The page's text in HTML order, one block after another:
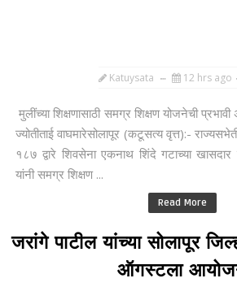
Katuysata 12 hrs ago
मुलींच्या शिक्षणासाठी समग्र शिक्षण योजनेची
ज्योतीताई वाघमारेसोलापूर (कटूसत्य वृत्त):-
१८७ द्वारे शिवसेना एकनाथ शिंदे गटाच्या खासदार
यांनी समग्र शिक्षण ...
Read More
जरांगे पाटील यांच्या सोलापूर
ऑगस्टला